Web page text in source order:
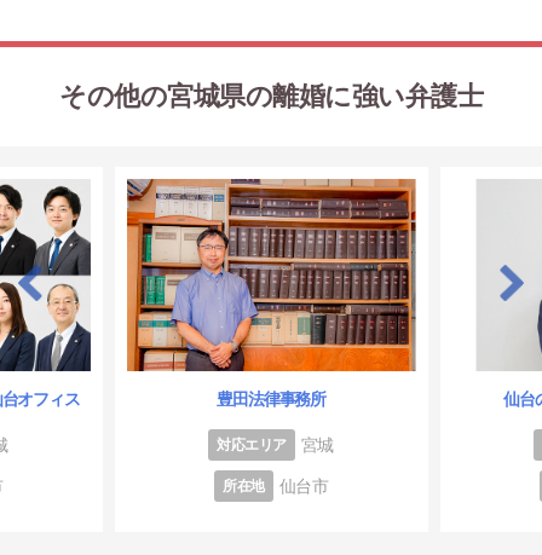
その他の宮城県の離婚に強い弁護士
オフィス 豊田法律事務所
対応エリア 宮城
所在地 仙台市
仙台